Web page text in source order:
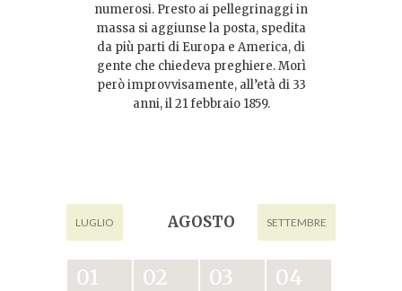
numerosi. Presto ai pellegrinaggi in
massa si aggiunse la posta, spedita
da più parti di Europa e America, di
gente che chiedeva preghiere. Morì
però improvvisamente, all’età di 33
anni, il 21 febbraio 1859.
AGOSTO
LUGLIO SETTEMBRE
01 02 03 04